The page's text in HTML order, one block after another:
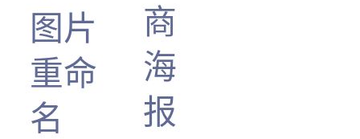
图片
重命
名
商
海
报